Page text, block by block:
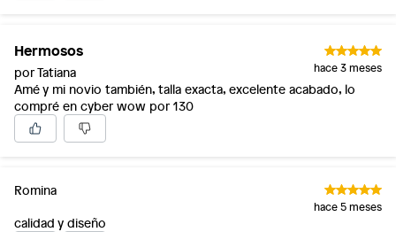
Hermosos
por Tatiana hace 3 meses
Amé y mi novio también, talla exacta, excelente acabado, lo
compré en cyber wow por 130
Romina
hace 5 meses
calidad y diseño